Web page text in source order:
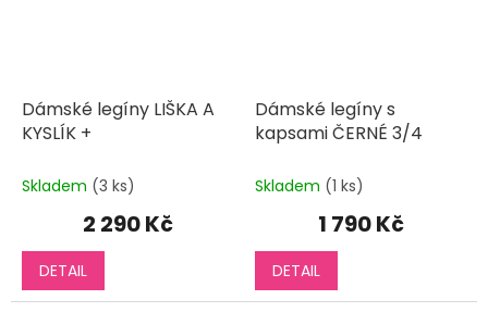
Dámské legíny LIŠKA A
KYSLÍK +
Skladem (3 ks)
2 290 Kč
DETAIL
Dámské legíny s
kapsami ČERNÉ 3/4
Skladem (1 ks)
1 790 Kč
DETAIL